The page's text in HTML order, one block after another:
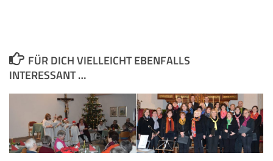
FÜR DICH VIELLEICHT EBENFALLS
INTERESSANT …